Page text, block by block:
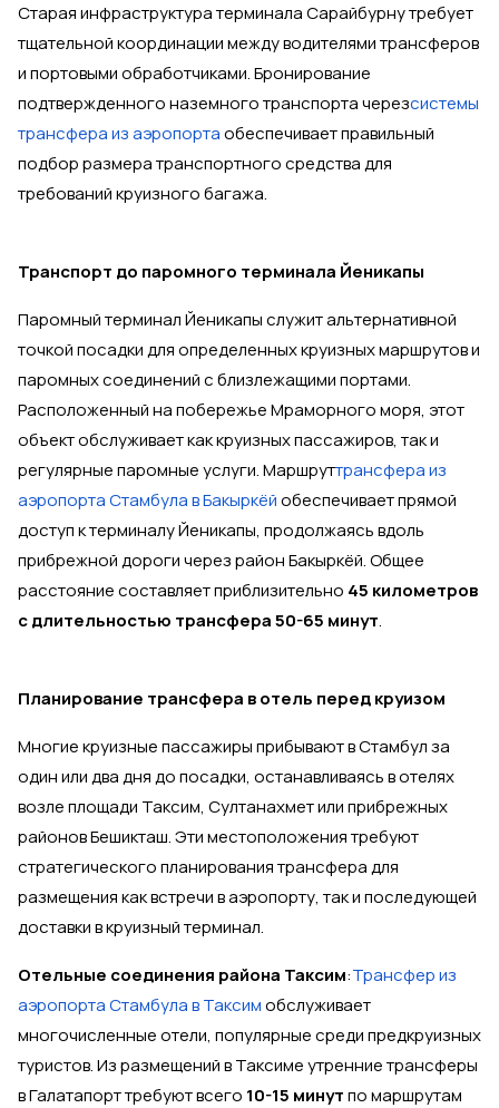
Старая инфраструктура терминала Сарайбурну требует
тщательной координации между водителями трансферов
и портовыми обработчиками. Бронирование
подтвержденного наземного транспорта черезсистемы
трансфера из аэропортаобеспечивает правильный
подбор размера транспортного средства для
требований круизного багажа.
Транспорт до паромного терминала Йеникапы
Паромный терминал Йеникапы служит альтернативной
точкой посадки для определенных круизных маршрутов и
паромных соединений с близлежащими портами.
Расположенный на побережье Мраморного моря, этот
объект обслуживает как круизных пассажиров, так и
регулярные паромные услуги. Маршруттрансфера из
аэропорта Стамбула в Бакыркёйобеспечивает прямой
доступ к терминалу Йеникапы, продолжаясь вдоль
прибрежной дороги через район Бакыркёй. Общее
расстояние составляет приблизительно 45 километров
с длительностью трансфера 50-65 минут.
Планирование трансфера в отель перед круизом
Многие круизные пассажиры прибывают в Стамбул за
один или два дня до посадки, останавливаясь в отелях
возле площади Таксим, Султанахмет или прибрежных
районов Бешикташ. Эти местоположения требуют
стратегического планирования трансфера для
размещения как встречи в аэропорту, так и последующей
доставки в круизный терминал.
Отельные соединения района Таксим:Трансфер из
аэропорта Стамбула в Таксимобслуживает
многочисленные отели, популярные среди предкруизных
туристов. Из размещений в Таксиме утренние трансферы
в Галатапорт требуют всего 10-15 минутпо маршрутам